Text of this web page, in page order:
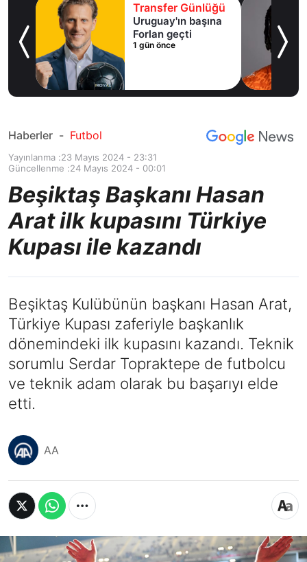
Transfer Günlüğü
Uruguay'ın başına
Forlan geçti
1 gün önce
Haberler - Futbol
Yayınlanma :23 Mayıs 2024 - 23:31
Güncellenme :24 Mayıs 2024 - 00:01
Beşiktaş Başkanı Hasan
Arat ilk kupasını Türkiye
Kupası ile kazandı
Beşiktaş Kulübünün başkanı Hasan Arat,
Türkiye Kupası zaferiyle başkanlık
dönemindeki ilk kupasını kazandı. Teknik
sorumlu Serdar Topraktepe de futbolcu
ve teknik adam olarak bu başarıyı elde
etti.
AA